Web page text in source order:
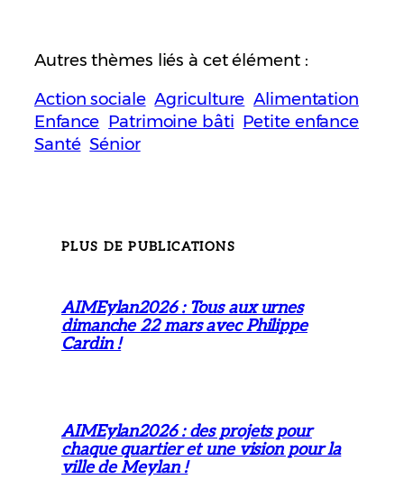
Autres thèmes liés à cet élément :
Action sociale Agriculture Alimentation
Enfance Patrimoine bâti Petite enfance
Santé Sénior
PLUS DE PUBLICATIONS
AIMEylan2026 : Tous aux urnes
dimanche 22 mars avec Philippe
Cardin !
AIMEylan2026 : des projets pour
chaque quartier et une vision pour la
ville de Meylan !